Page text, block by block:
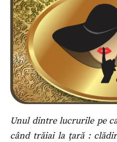
Unul dintre lucrurile pe
când trăiai la ţară :